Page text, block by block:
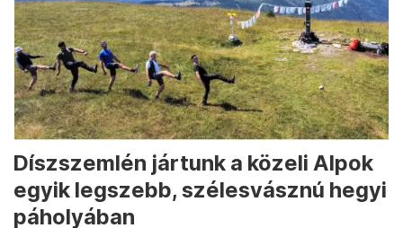
Díszszemlén jártunk a közeli Alpok
egyik legszebb, szélesvásznú hegyi
páholyában